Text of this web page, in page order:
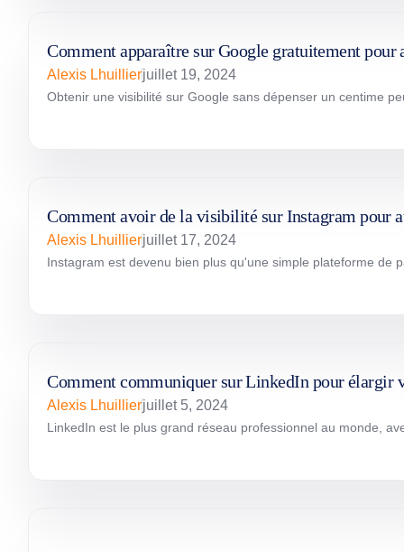
Comment apparaître sur Google gratuitement
Alexis Lhuillierjuillet 19, 2024
Obtenir une visibilité sur Google sans dépenser un centime
Comment avoir de la visibilité sur Instagram pour
Alexis Lhuillierjuillet 17, 2024
Instagram est devenu bien plus qu'une simple plateforme de
Comment communiquer sur LinkedIn pour élargir
Alexis Lhuillierjuillet 5, 2024
LinkedIn est le plus grand réseau professionnel au monde,